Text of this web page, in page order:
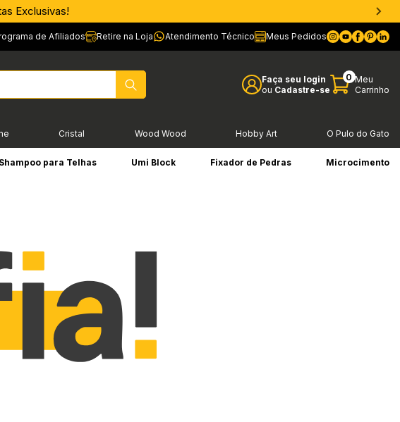
Exclusivas!
de Afiliados Retire na Loja Atendimento Técnico Meus Pedidos
Faça seu login
ou Cadastre-se
0 Meu
Carrinho
Cristal Wood Wood Hobby Art O Pulo do Gato
Shampoo para Telhas Umi Block Fixador de Pedras Microcimento